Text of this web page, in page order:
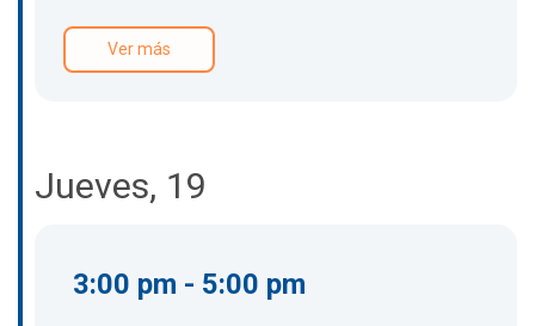
Ver más
Jueves, 19
3:00 pm - 5:00 pm